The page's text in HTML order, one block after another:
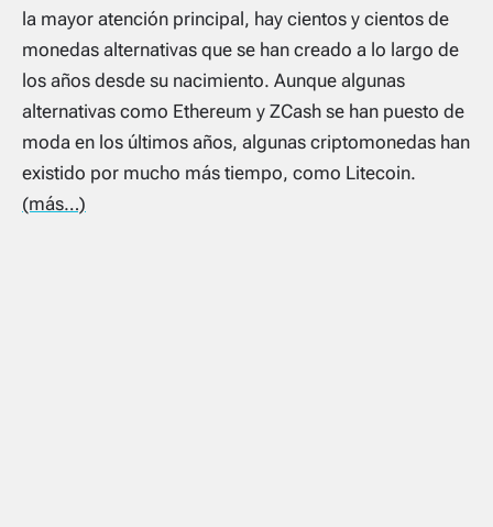
la mayor atención principal, hay cientos y cientos de
monedas alternativas que se han creado a lo largo de
los años desde su nacimiento. Aunque algunas
alternativas como Ethereum y ZCash se han puesto de
moda en los últimos años, algunas criptomonedas han
existido por mucho más tiempo, como Litecoin.
(más…)